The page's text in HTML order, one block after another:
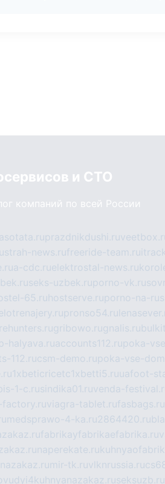
и СТО
компаний по всей России
prazdnikdushi.ru
strah-news.rufreeride-team.ru
a-cdc.ruelektrostal-news.ru
seks-uzbek.ruporno-vk.ru
65.ru hostserve.ruporno-na-
pronso54.ru
gribowo.rugnalis.ru
halyava.ruaccounts112.rupoka-
112.rucsm-demo.rupoka-vse-
1xbeticricetc1xbetti5.ruuafoot-
1-c.rusindika01.ruvenda-
factory.ruviagra-tablet.rufasbags.ru
medsprawo-4-ka.ru2864420.ru
fabrikayfabrikaefabrika.ru
naperekate.ru
mir-tk.ruvlknrussia.ru
seksuzb.ru